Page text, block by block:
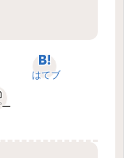
はてブ